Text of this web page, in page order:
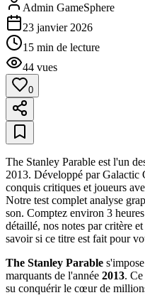
Admin GameSphere
23 janvier 2026
15 min de lecture
44 vues
0
The Stanley Parable est l'un
2013. Développé par Galactic
conquis critiques et joueurs
Notre test complet analyse
son. Comptez environ 3
détaillé, nos notes par critère
savoir si ce titre est fait pour
The Stanley Parable
marquants de l'année 2013.
su conquérir le cœur de